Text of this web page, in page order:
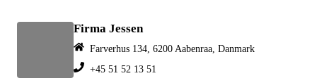
Firma Jessen
Farverhus 134, 6200 Aabenraa, Danmark
+45 51 52 13 51